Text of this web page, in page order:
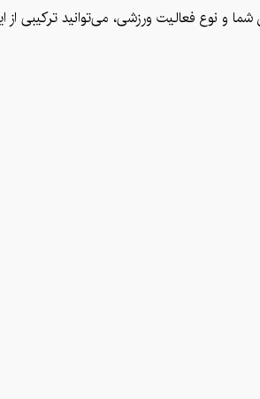
شما و نوع فعالیت ورزشی، می‌توانید